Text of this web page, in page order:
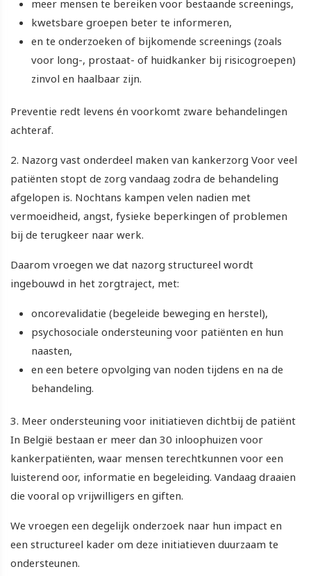
meer mensen te bereiken voor bestaande screenings,
kwetsbare groepen beter te informeren,
en te onderzoeken of bijkomende screenings (zoals
voor long-, prostaat- of huidkanker bij risicogroepen)
zinvol en haalbaar zijn.
Preventie redt levens én voorkomt zware behandelingen
achteraf.
2. Nazorg vast onderdeel maken van kankerzorg Voor veel
patiënten stopt de zorg vandaag zodra de behandeling
afgelopen is. Nochtans kampen velen nadien met
vermoeidheid, angst, fysieke beperkingen of problemen
bij de terugkeer naar werk.
Daarom vroegen we dat nazorg structureel wordt
ingebouwd in het zorgtraject, met:
oncorevalidatie (begeleide beweging en herstel),
psychosociale ondersteuning voor patiënten en hun
naasten,
en een betere opvolging van noden tijdens en na de
behandeling.
3. Meer ondersteuning voor initiatieven dichtbij de patiënt
In België bestaan er meer dan 30 inloophuizen voor
kankerpatiënten, waar mensen terechtkunnen voor een
luisterend oor, informatie en begeleiding. Vandaag draaien
die vooral op vrijwilligers en giften.
We vroegen een degelijk onderzoek naar hun impact en
een structureel kader om deze initiatieven duurzaam te
ondersteunen.